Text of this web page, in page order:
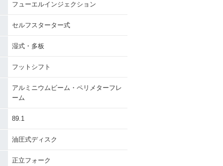
フューエルインジェクション
セルフスターター式
湿式・多板
フットシフト
アルミニウムビーム・ペリメターフレ
ーム
89.1
油圧式ディスク
正立フォーク